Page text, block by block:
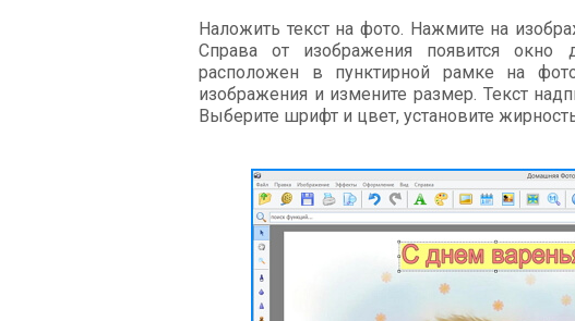
Наложить текст на фото. Нажмите на
Справа от изображения появится окно
расположен в пунктирной рамке на
изображения и измените размер. Текст
Выберите шрифт и цвет, установите